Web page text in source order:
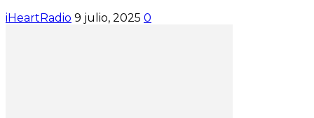
iHeartRadio 9 julio, 2025 0